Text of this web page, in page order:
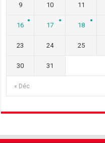
« Déc
9 10 11
16 17 18
23 24 25
30 31